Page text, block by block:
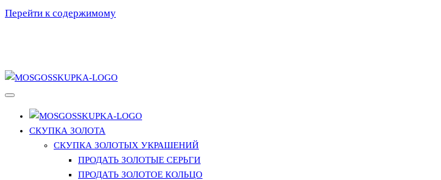
Перейти к содержимому
СКУПКА ЗОЛОТА
СКУПКА ЗОЛОТЫХ УКРАШЕНИЙ
ПРОДАТЬ ЗОЛОТЫЕ СЕРЬГИ
ПРОДАТЬ ЗОЛОТОЕ КОЛЬЦО